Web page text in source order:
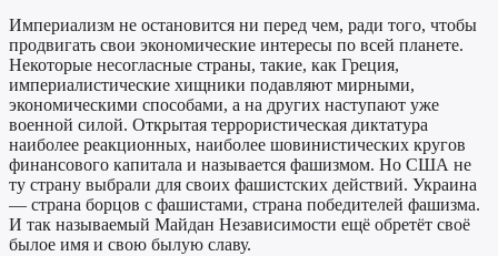
Империализм не остановится ни перед чем, ради того, чтобы
продвигать свои экономические интересы по всей планете.
Некоторые несогласные страны, такие, как Греция,
империалистические хищники подавляют мирными,
экономическими способами, а на других наступают уже
военной силой. Открытая террористическая диктатура
наиболее реакционных, наиболее шовинистических кругов
финансового капитала и называется фашизмом. Но США не
ту страну выбрали для своих фашистских действий. Украина
— страна борцов с фашистами, страна победителей фашизма.
И так называемый Майдан Независимости ещё обретёт своё
былое имя и свою былую славу.